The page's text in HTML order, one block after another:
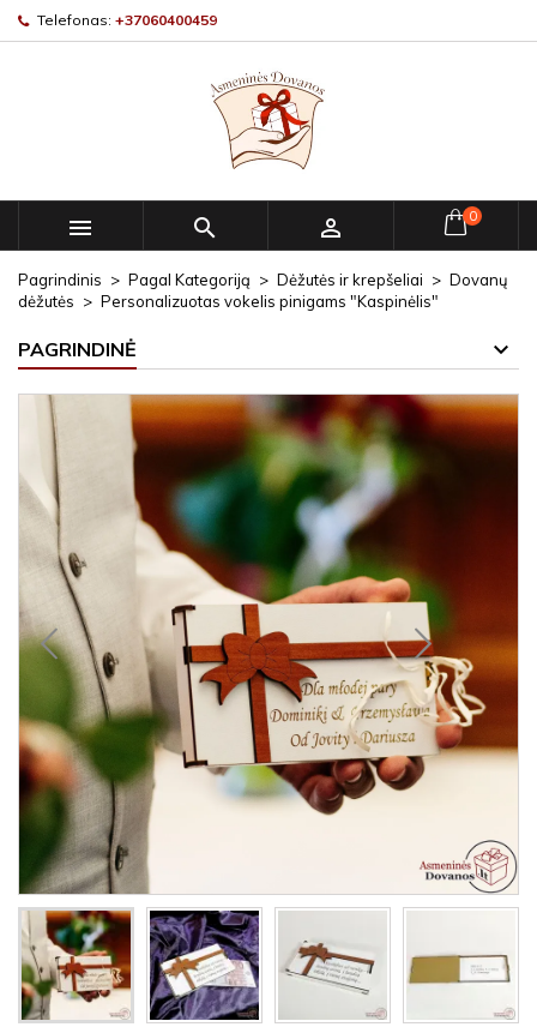
Telefonas: +37060400459
   0
Pagrindinis Pagal Kategoriją Dėžutės ir krepšeliai
Dovanų
dėžutės
Personalizuotas vokelis pinigams "Kaspinėlis"
PAGRINDINĖ